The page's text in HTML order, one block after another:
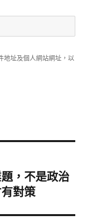
地址及個人網站網址，以
，不是政治
對策